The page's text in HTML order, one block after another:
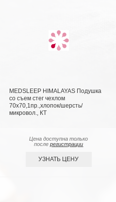
MEDSLEEP HIMALAYAS Подушка
со съем стег чехлом
70х70,1пр.,хлопок/шерсть/
микровол., КТ
Цена доступна только
послерегистрации
УЗНАТЬ ЦЕНУ